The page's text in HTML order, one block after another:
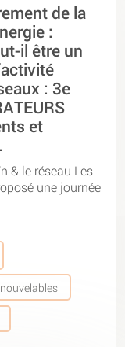
de la
:
il être un
: 3e
et
& le réseau Les
une journée